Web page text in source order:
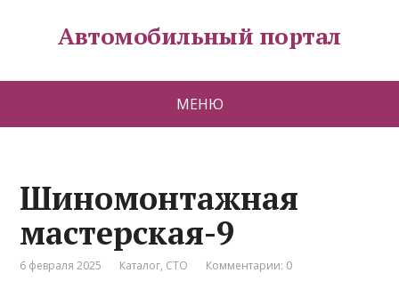
Автомобильный портал
МЕНЮ
Шиномонтажная
мастерская-9
6 февраля 2025 Каталог, СТО Комментарии: 0